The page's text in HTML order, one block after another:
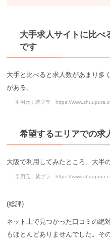
大手求人サイトに比べ
です
大手と比べると求人数があまり多
がある。
引用元：就プラ https://
希望するエリアでの求
大阪で利用してみたところ、大半
引用元：就プラ https://
(総評)
ネット上で見つかった口コミの絶
もほとんどありませんでした。そ